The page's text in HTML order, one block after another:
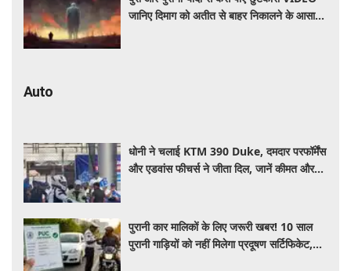
जानिए दिमाग को अतीत से बाहर निकालने के आसान
Auto
धोनी ने चलाई KTM 390 Duke, दमदार परफॉर्मेंस
और एडवांस फीचर्स ने जीता दिल, जानें कीमत और
पुरानी कार मालिकों के लिए जरूरी खबर! 10 साल
पुरानी गाड़ियों को नहीं मिलेगा प्रदूषण सर्टिफिकेट,